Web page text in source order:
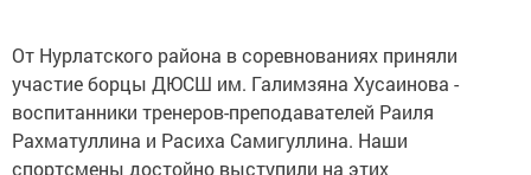
От Нурлатского района в соревнованиях приняли
участие борцы ДЮСШ им. Галимзяна Хусаинова -
воспитанники тренеров-преподавателей Раиля
Рахматуллина и Расиха Самигуллина. Наши
спортсмены достойно выступили на этих